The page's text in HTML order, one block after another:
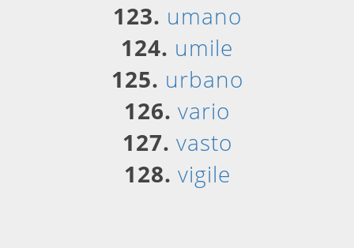
123. umano
124. umile
125. urbano
126. vario
127. vasto
128. vigile